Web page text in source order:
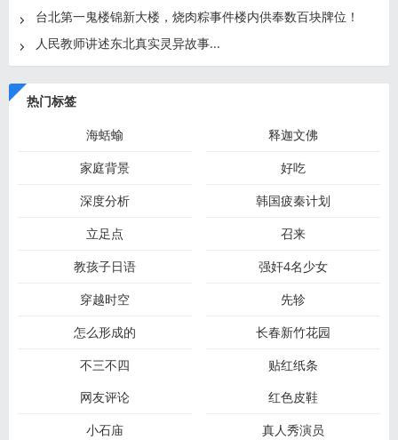
台北第一鬼楼锦新大楼，烧肉粽事件楼内供奉数百块牌位！
人民教师讲述东北真实灵异故事...
热门标签
海蛞蝓
释迦文佛
家庭背景
好吃
深度分析
韩国疲秦计划
立足点
召来
教孩子日语
强奸4名少女
穿越时空
先轸
怎么形成的
长春新竹花园
不三不四
贴红纸条
网友评论
红色皮鞋
小石庙
真人秀演员